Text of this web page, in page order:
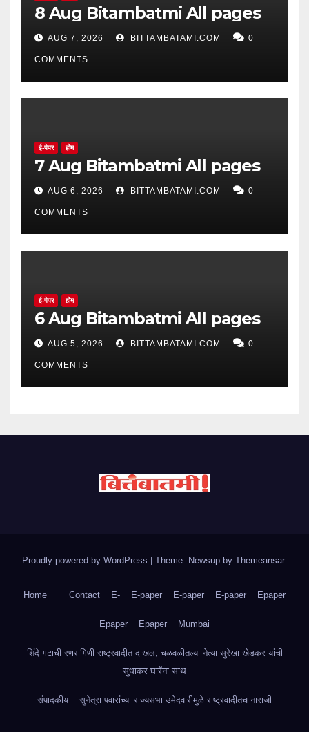
8 Aug Bitambatmi All pages
AUG 7, 2026 BITTAMBATAMI.COM 0
COMMENTS
ई-पेपर होम
7 Aug Bitambatmi All pages
AUG 6, 2026 BITTAMBATAMI.COM 0
COMMENTS
ई-पेपर होम
6 Aug Bitambatmi All pages
AUG 5, 2026 BITTAMBATAMI.COM 0
COMMENTS
Proudly powered by WordPress | Theme: Newsup by Themeansar.
Home Contact E- E-paper E-paper E-paper Epaper
Epaper Epaper Mumbai
शिंदे गटाची रणरागिणी राष्ट्रवादीत दाखल, चळवळीतल्या नेत्या सुरेखा खेडकर यांची
सुधाकर घारेंना साथ
संपादकीय सुनेत्रा पवारांच्या राज्यसभा उमेदवारीमुळे राष्ट्रवादीतच नाराजी